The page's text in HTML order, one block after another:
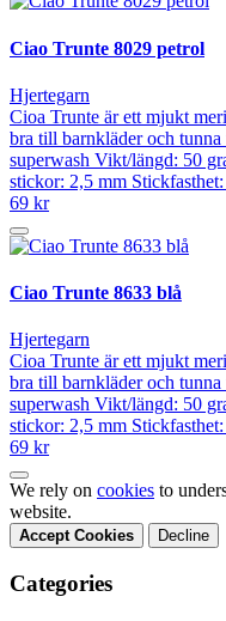
Ciao Trunte 8029 petrol
Hjertegarn
Cioa Trunte är ett mjukt
bra till barnkläder och
superwash Vikt/längd: 50
stickor: 2,5 mm
69 kr
Ciao Trunte 8633 blå
Hjertegarn
Cioa Trunte är ett mjukt
bra till barnkläder och
superwash Vikt/längd: 50
stickor: 2,5 mm
69 kr
We rely on cookies to
website.
Accept Cookies Decline
Categories